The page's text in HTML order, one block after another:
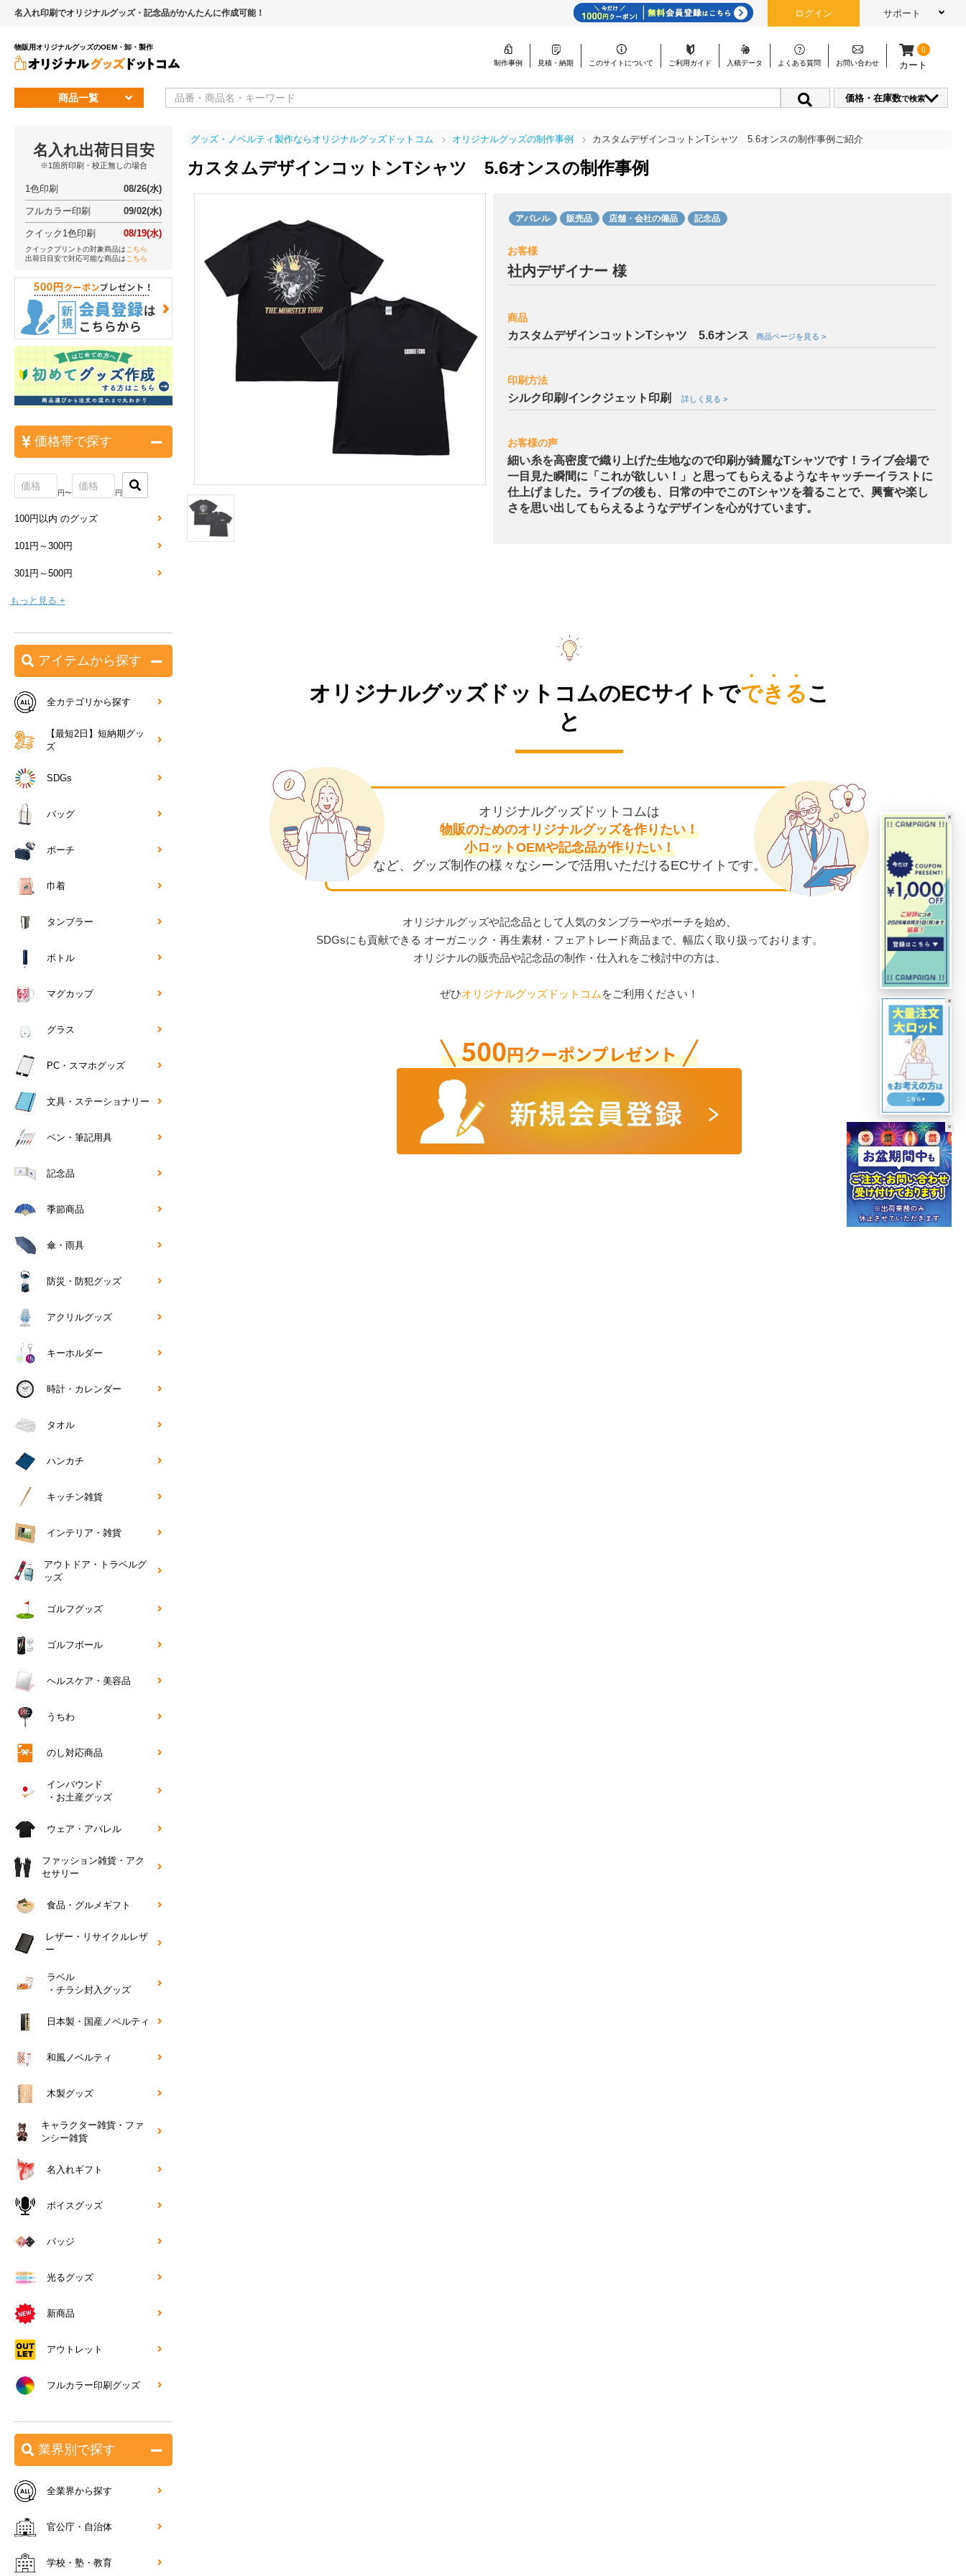
名入れ印刷でオリジナルグッズ・記念品がかんたんに作成可能！ ログイン サポート
物販用オリジナルグッズのOEM・卸・製作
制作事例
見積・納期 このサイトについて ご利用ガイド 入稿データ よくある質問 お問い合わせ
0
カート
商品一覧 価格・在庫数で検索
グッズ・ノベルティ製作ならオリジナルグッズドットコム オリジナルグッズの制作事例 カスタムデザインコットンTシャツ 5.6オンスの制作事例ご紹介
カスタムデザインコットンTシャツ 5.6オンスの制作事例
アパレル 販売品 店舗・会社の備品 記念品
お客様
社内デザイナー 様
商品
カスタムデザインコットンTシャツ 5.6オンス 商品ページを見る >
印刷方法
シルク印刷/インクジェット印刷 詳しく見る >
お客様の声
細い糸を高密度で織り上げた生地なので印刷が綺麗なTシャツです！ライブ会場で
一目見た瞬間に「これが欲しい！」と思ってもらえるようなキャッチーイラストに
仕上げました。ライブの後も、日常の中でこのTシャツを着ることで、興奮や楽し
さを思い出してもらえるようなデザインを心がけています。
オリジナルグッズドットコムのECサイトでできるこ
と
オリジナルグッズドットコムは
物販のためのオリジナルグッズを作りたい！
小ロットOEMや記念品が作りたい！
など、グッズ制作の様々なシーンで活用いただけるECサイトです。
オリジナルグッズや記念品として人気のタンブラーやポーチを始め、
SDGsにも貢献できる オーガニック・再生素材・フェアトレード商品まで、幅広く取り扱っております。
オリジナルの販売品や記念品の制作・仕入れをご検討中の方は、
ぜひオリジナルグッズドットコム をご利用ください！
名入れ出荷日目安
※1箇所印刷・校正無しの場合
1色印刷 08/26(水)
フルカラー印刷 09/02(水)
クイック1色印刷 08/19(水)
クイックプリントの対象商品は こちら
出荷日目安で対応可能な商品は こちら
価格帯で探す
円〜 円
100円以内 のグッズ
101円～300円
301円～500円
もっと見る +
アイテムから探す
全カテゴリから探す
【最短2日】短納期グッ
ズ
SDGs
バッグ
ポーチ
巾着
タンブラー
ボトル
マグカップ
グラス
PC・スマホグッズ
文具・ステーショナリー
ペン・筆記用具
記念品
季節商品
傘・雨具
防災・防犯グッズ
アクリルグッズ
キーホルダー
時計・カレンダー
タオル
ハンカチ
キッチン雑貨
インテリア・雑貨
アウトドア・トラベルグ
ッズ
ゴルフグッズ
ゴルフボール
ヘルスケア・美容品
うちわ
のし対応商品
インバウンド
・お土産グッズ
ウェア・アパレル
ファッション雑貨・アク
セサリー
食品・グルメギフト
レザー・リサイクルレザ
ー
ラベル
・チラシ封入グッズ
日本製・国産ノベルティ
和風ノベルティ
木製グッズ
キャラクター雑貨・ファ
ンシー雑貨
名入れギフト
ボイスグッズ
バッジ
光るグッズ
新商品
アウトレット
フルカラー印刷グッズ
業界別で探す
全業界から探す
官公庁・自治体
学校・塾・教育
×
×
×